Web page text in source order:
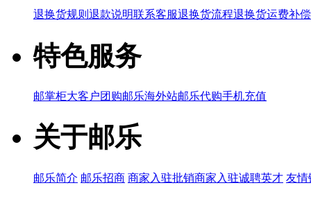
退换货规则 退款说明联系客服退换货流程退换货运费补
特色服务
邮掌柜大客户团购邮乐海外站邮乐代购手机充值
关于邮乐
邮乐简介 邮乐招商 商家入驻批销商家入驻诚聘英才 友情